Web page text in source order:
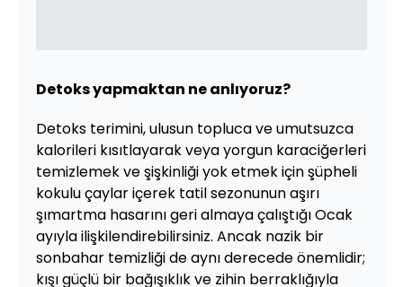
Detoks yapmaktan ne anlıyoruz?
Detoks terimini, ulusun topluca ve umutsuzca
kalorileri kısıtlayarak veya yorgun karaciğerleri
temizlemek ve şişkinliği yok etmek için şüpheli
kokulu çaylar içerek tatil sezonunun aşırı
şımartma hasarını geri almaya çalıştığı Ocak
ayıyla ilişkilendirebilirsiniz. Ancak nazik bir
sonbahar temizliği de aynı derecede önemlidir;
kışı güçlü bir bağışıklık ve zihin berraklığıyla